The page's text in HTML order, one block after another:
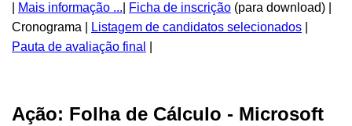
Mais informação ... Ficha de inscrição (para download) |
Cronograma |
Listagem de candidatos selecionados
Pauta de avaliação final
Ação: Folha de Cálculo - Microsoft